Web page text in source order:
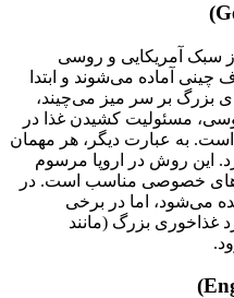
سبک آمریکایی و روسی
آماده می‌شوند و ابتدا
بزرگ بر سر میز می‌چیند،
مسئولیت کشیدن غذا در
به عبارت دیگر، هر مهمان
این روش در اروپا مرسوم
خصوصی مناسب است. در
می‌شود، اما در برخی
غذاخوری بزرگ (مانند